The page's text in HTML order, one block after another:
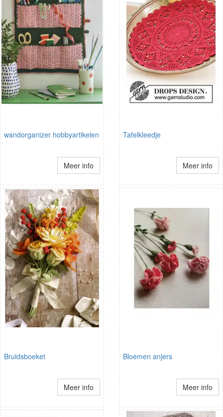
wandorganizer hobbyartikelen
Meer info
Tafelkleedje
Meer info
Bruidsboeket
Meer info
Bloemen anjers
Meer info